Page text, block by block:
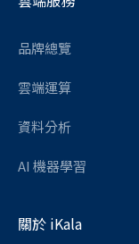
品牌總覽
雲端運算
資料分析
AI 機器學習
關於 iKala